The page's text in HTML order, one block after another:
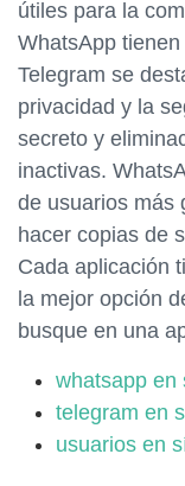
útiles para la
WhatsApp
Telegram se
privacidad y la
secreto y
inactivas.
de usuarios más
hacer copias de
Cada aplicación
la mejor opción
busque en una
whatsapp en
telegram en
usuarios en